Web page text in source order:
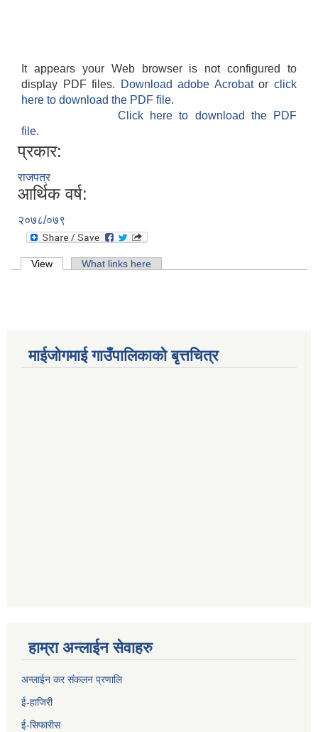
It appears your Web browser is not configured to
display PDF files.
Download adobe Acrobatorclick
here to download the PDF file.
Click here to download the PDF
file.
प्रकार:
राजपत्र
आर्थिक वर्ष:
२०७८/०७९
Primary tabs
View (active tab)What links here
माईजोगमाई गाउँपालिकाको बृत्तचित्र
हाम्रा अन्लाईन सेवाहरु
अन्लाईन कर संकलन प्रणालि
ई-हाजिरी
ई-सिफारीस